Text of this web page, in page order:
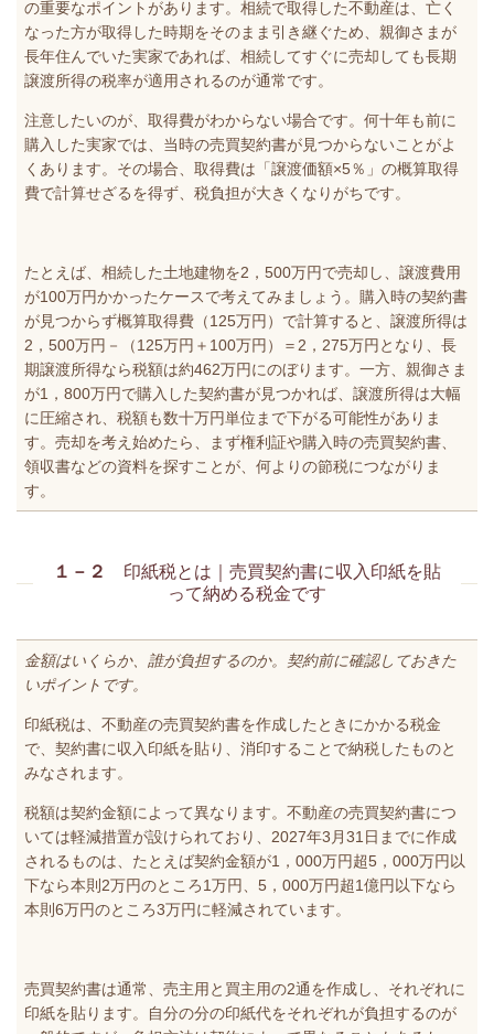
の重要なポイントがあります。相続で取得した不動産は、亡く
なった方が取得した時期をそのまま引き継ぐため、親御さまが
長年住んでいた実家であれば、相続してすぐに売却しても長期
譲渡所得の税率が適用されるのが通常です。
注意したいのが、取得費がわからない場合です。何十年も前に
購入した実家では、当時の売買契約書が見つからないことがよ
くあります。その場合、取得費は「譲渡価額×5％」の概算取得
費で計算せざるを得ず、税負担が大きくなりがちです。
たとえば、相続した土地建物を2，500万円で売却し、譲渡費用
が100万円かかったケースで考えてみましょう。購入時の契約書
が見つからず概算取得費（125万円）で計算すると、譲渡所得は
2，500万円－（125万円＋100万円）＝2，275万円となり、長
期譲渡所得なら税額は約462万円にのぼります。一方、親御さま
が1，800万円で購入した契約書が見つかれば、譲渡所得は大幅
に圧縮され、税額も数十万円単位まで下がる可能性がありま
す。売却を考え始めたら、まず権利証や購入時の売買契約書、
領収書などの資料を探すことが、何よりの節税につながりま
す。
１－２ 印紙税とは｜売買契約書に収入印紙を貼
って納める税金です
金額はいくらか、誰が負担するのか。契約前に確認しておきた
いポイントです。
印紙税は、不動産の売買契約書を作成したときにかかる税金
で、契約書に収入印紙を貼り、消印することで納税したものと
みなされます。
税額は契約金額によって異なります。不動産の売買契約書につ
いては軽減措置が設けられており、2027年3月31日までに作成
されるものは、たとえば契約金額が1，000万円超5，000万円以
下なら本則2万円のところ1万円、5，000万円超1億円以下なら
本則6万円のところ3万円に軽減されています。
売買契約書は通常、売主用と買主用の2通を作成し、それぞれに
印紙を貼ります。自分の分の印紙代をそれぞれが負担するのが